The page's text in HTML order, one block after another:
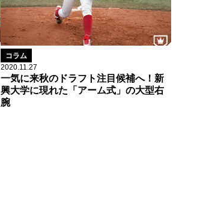
コラム
2020.11.27
一気に来秋のドラフト注目候補へ！新
興大学に現れた「アーム式」の大型右
腕